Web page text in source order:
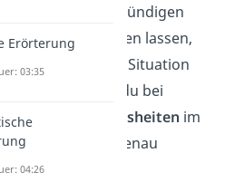
dich von tiefgründigen
inspirieren lassen,
Beste aus jeder Situation
Dann bist du bei
schönsten
Weisheiten im
und im Video
genau
Erörterung
03:35
04:26